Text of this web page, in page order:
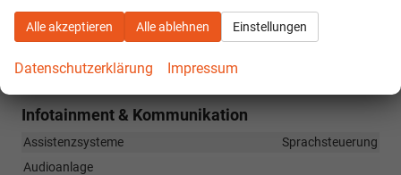
Lenkrad
in Leder, mit Multifunktionen
Sitze
Isofix (Kindersitzbefestigung), Sitzheizung
Sitze: Lordosenstütze
Infotainment & Kommunikation
Assistenzsysteme
Sprachsteuerung
Audioanlage
Alle akzeptieren Alle ablehnen Einstellungen
Datenschutzerklärung Impressum